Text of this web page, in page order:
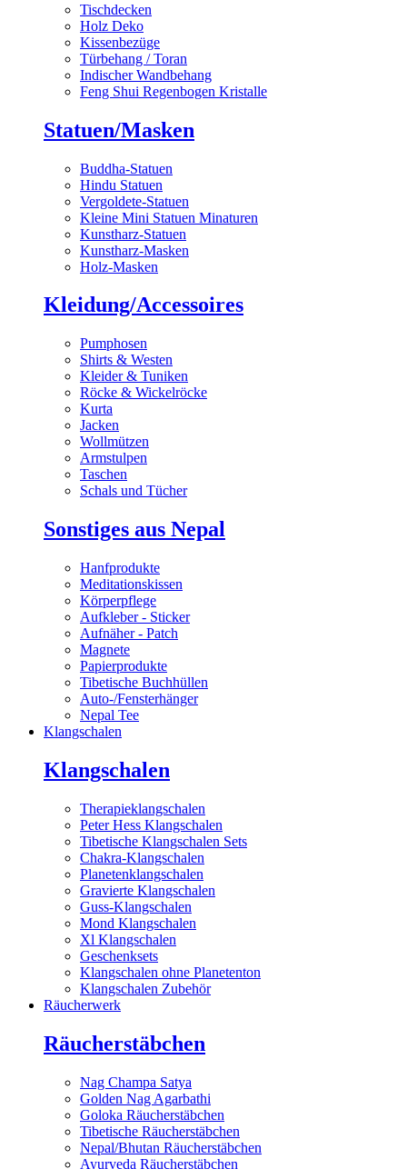
Tischdecken
Holz Deko
Kissenbezüge
Türbehang / Toran
Indischer Wandbehang
Feng Shui Regenbogen Kristalle
Statuen/Masken
Buddha-Statuen
Hindu Statuen
Vergoldete-Statuen
Kleine Mini Statuen Minaturen
Kunstharz-Statuen
Kunstharz-Masken
Holz-Masken
Kleidung/Accessoires
Pumphosen
Shirts & Westen
Kleider & Tuniken
Röcke & Wickelröcke
Kurta
Jacken
Wollmützen
Armstulpen
Taschen
Schals und Tücher
Sonstiges aus Nepal
Hanfprodukte
Meditationskissen
Körperpflege
Aufkleber - Sticker
Aufnäher - Patch
Magnete
Papierprodukte
Tibetische Buchhüllen
Auto-/Fensterhänger
Nepal Tee
Klangschalen
Klangschalen
Therapieklangschalen
Peter Hess Klangschalen
Tibetische Klangschalen Sets
Chakra-Klangschalen
Planetenklangschalen
Gravierte Klangschalen
Guss-Klangschalen
Mond Klangschalen
Xl Klangschalen
Geschenksets
Klangschalen ohne Planetenton
Klangschalen Zubehör
Räucherwerk
Räucherstäbchen
Nag Champa Satya
Golden Nag Agarbathi
Goloka Räucherstäbchen
Tibetische Räucherstäbchen
Nepal/Bhutan Räucherstäbchen
Ayurveda Räucherstäbchen